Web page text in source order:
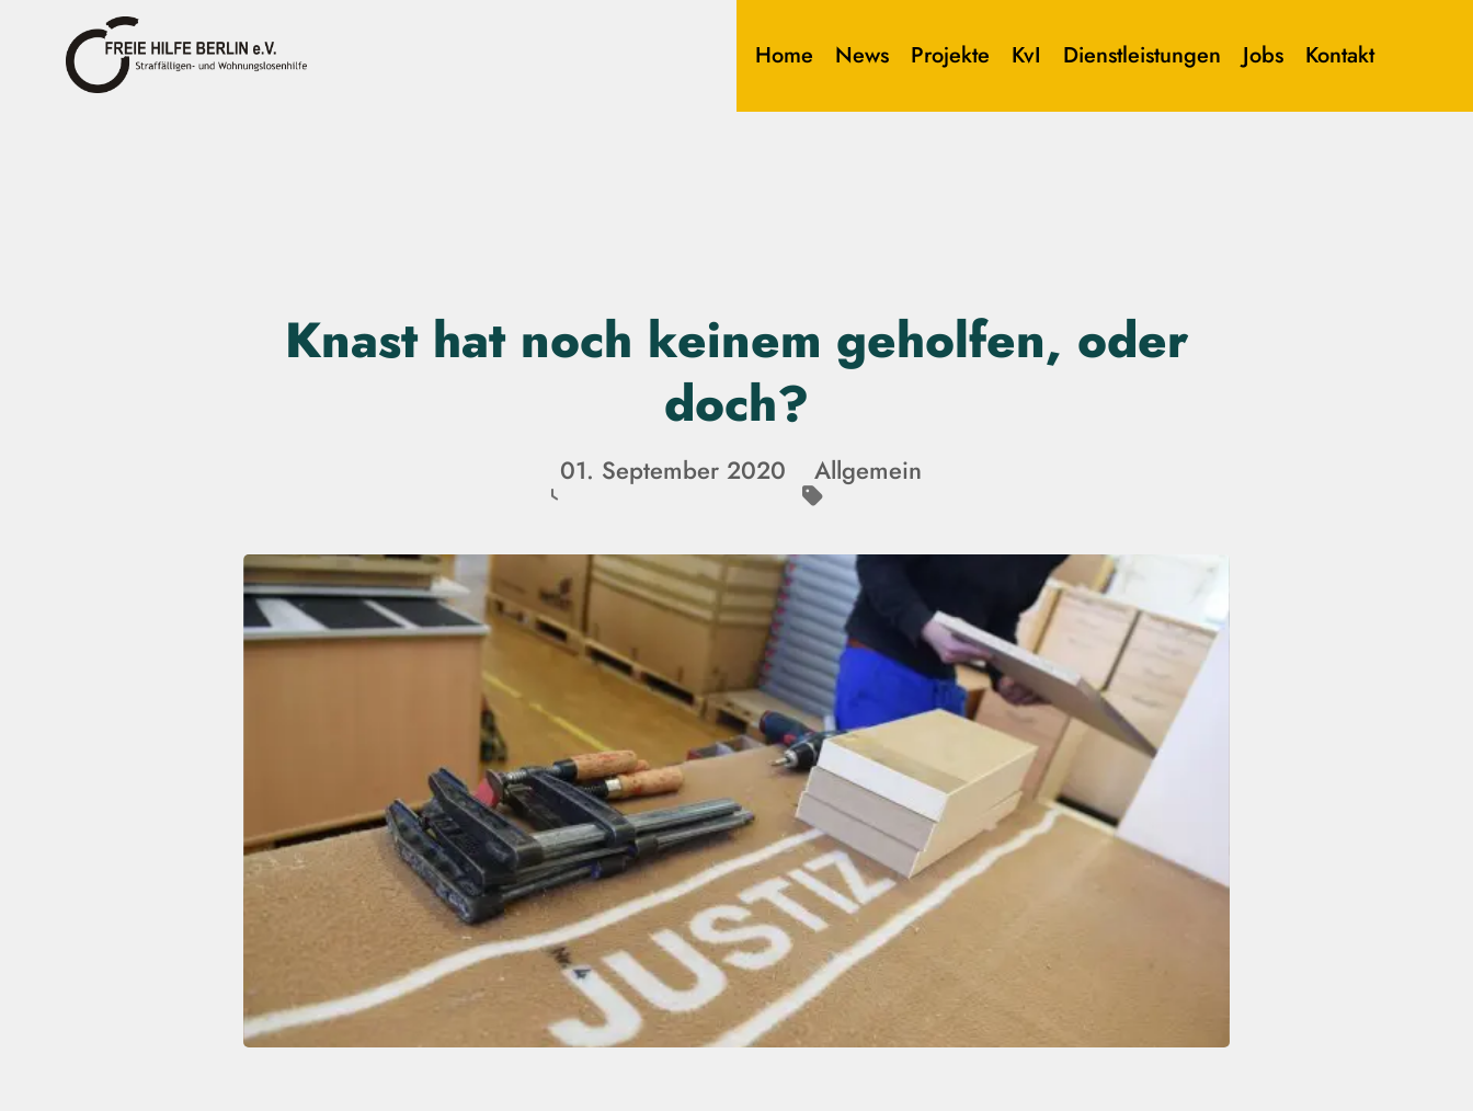
Home News Projekte KvI Dienstleistungen Jobs Kontakt
Knast hat noch keinem geholfen, oder
doch?
01. September 2020 Allgemein